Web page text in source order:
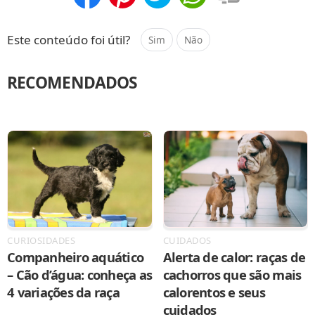
Este conteúdo foi útil? Sim Não
RECOMENDADOS
CURIOSIDADES
Companheiro aquático
– Cão d’água: conheça as
4 variações da raça
CUIDADOS
Alerta de calor: raças de
cachorros que são mais
calorentos e seus
cuidados